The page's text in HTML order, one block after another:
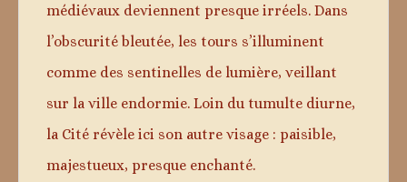
médiévaux deviennent presque irréels. Dans
l’obscurité bleutée, les tours s’illuminent
comme des sentinelles de lumière, veillant
sur la ville endormie. Loin du tumulte diurne,
la Cité révèle ici son autre visage : paisible,
majestueux, presque enchanté.